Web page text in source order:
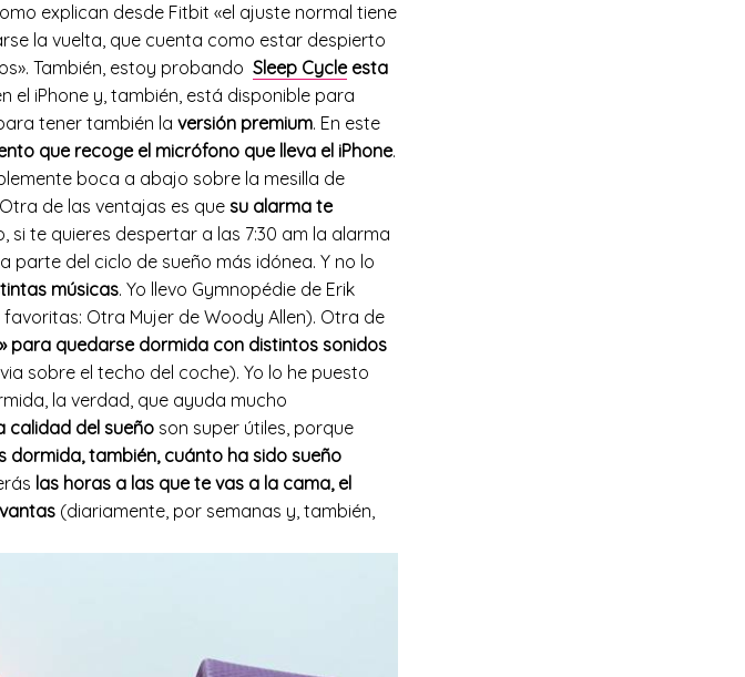
explican desde Fitbit «el ajuste normal tiene
la vuelta, que cuenta como estar despierto
También, estoy probando Sleep Cycleesta
el iPhone y, también, está disponible para
tener también la versión premium. En este
que recoge el micrófono que lleva el iPhone.
boca a abajo sobre la mesilla de
de las ventajas es que su alarma te
si te quieres despertar a las 7:30 am la alarma
parte del ciclo de sueño más idónea. Y no lo
músicas. Yo llevo Gymnopédie de Erik
Otra Mujer de Woody Allen). Otra de
para quedarse dormida con distintos sonidos
sobre el techo del coche). Yo lo he puesto
la verdad, que ayuda mucho
calidad del sueño son super útiles, porque
también, cuánto ha sido sueño
las horas a las que te vas a la cama, el
(diariamente, por semanas y, también,